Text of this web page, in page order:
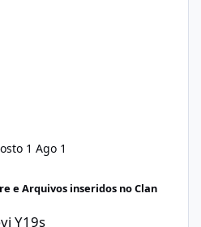
1 Ago 1
e Arquivos inseridos no Clan
Y19s